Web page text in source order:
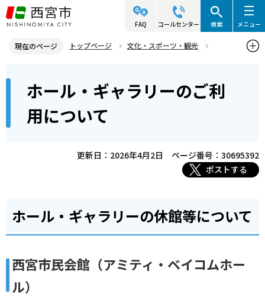
こ
の
ジ
頭
FAQ コールセンター 検索 メニュー
現在のページ トップページ
文化・スポーツ・観光
ホール・ギャラリーに関するお知らせ
ホール・ギャラリーのご利
用について
更新日：2026年4月2日
ページ番号：30695392
ポストする
ホール・ギャラリーの休館等について
西宮市民会館（アミティ・ベイコムホー
ル）